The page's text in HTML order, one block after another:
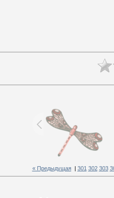
« Предыдущая| 301 302 303